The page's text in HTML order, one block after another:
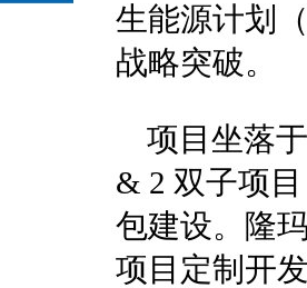
生能源计划
战略突破。
项目坐落
& 2 双子项
包建设。隆
项目定制开